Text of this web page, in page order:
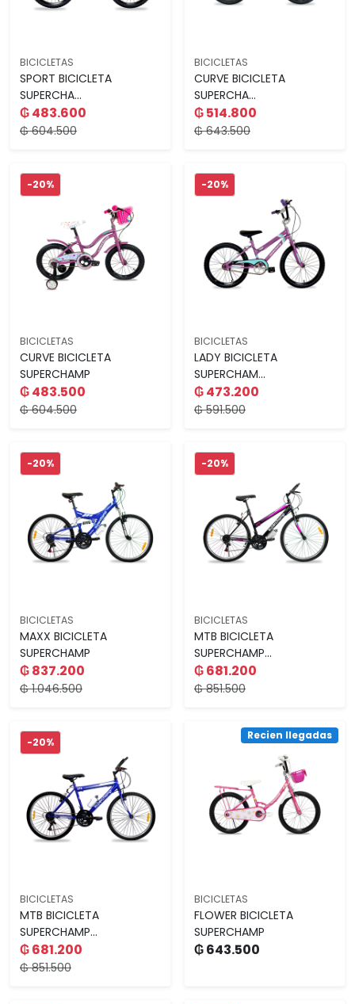
BICICLETAS
SPORT BICICLETA
SUPERCHA...
₲ 483.600
₲ 604.500
BICICLETAS
CURVE BICICLETA
SUPERCHA...
₲ 514.800
₲ 643.500
-20%
BICICLETAS
CURVE BICICLETA
SUPERCHAMP
₲ 483.500
₲ 604.500
-20%
BICICLETAS
LADY BICICLETA
SUPERCHAM...
₲ 473.200
₲ 591.500
-20%
BICICLETAS
MAXX BICICLETA
SUPERCHAMP
₲ 837.200
₲ 1.046.500
-20%
BICICLETAS
MTB BICICLETA
SUPERCHAMP...
₲ 681.200
₲ 851.500
-20%
BICICLETAS
MTB BICICLETA
SUPERCHAMP...
₲ 681.200
₲ 851.500
Recien llegadas
BICICLETAS
FLOWER BICICLETA
SUPERCHAMP
₲ 643.500